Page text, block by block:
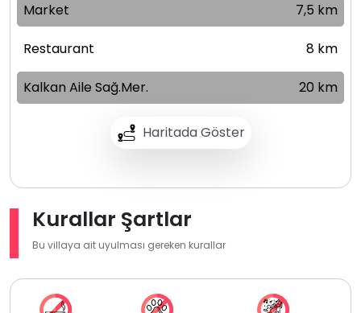
Haritada Göster
Market 7,5 km
Restaurant 8 km
Kalkan Aile Sağ.Mer. 20 km
Kurallar Şartlar
Bu villaya ait uyulması gereken kurallar